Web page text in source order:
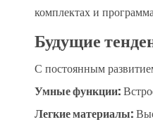
комплектах и
Будущие
С постоянным
Умные функции:
Легкие материалы: